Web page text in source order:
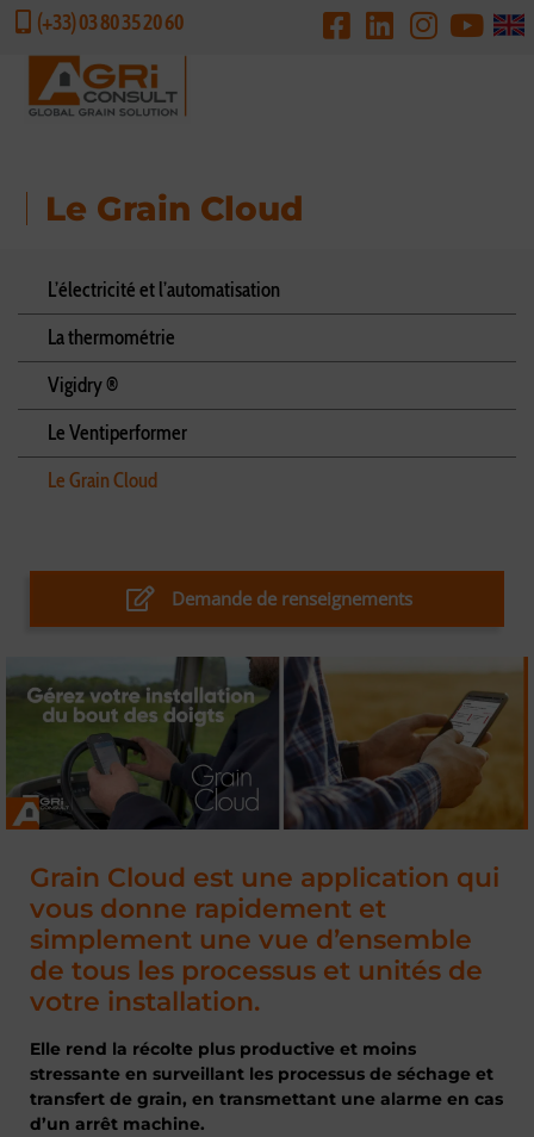
DEMANDE DE DEVIS
(+33) 03 80 35 20 60
Le Grain Cloud
L’électricité et l’automatisation
La thermométrie
Vigidry ®
Le Ventiperformer
Le Grain Cloud
Demande de renseignements
Grain Cloud est une application qui
vous donne rapidement et
simplement une vue d’ensemble
de tous les processus et unités de
votre installation.
Elle rend la récolte plus productive et moins
stressante en surveillant les processus de séchage et
transfert de grain, en transmettant une alarme en cas
d’un arrêt machine.